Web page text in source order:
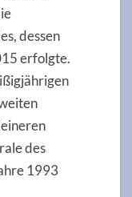
dessen
erfolgte.
des
1993